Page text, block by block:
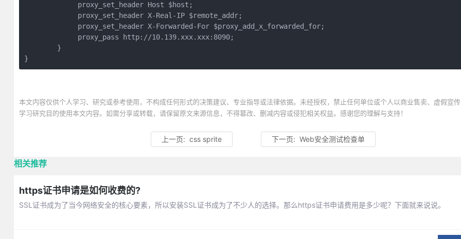
             proxy_set_header Host $host;
             proxy_set_header X-Real-IP $remote_addr;
             proxy_set_header X-Forwarded-For $proxy_add_x_forwarded_for;
             proxy_pass http://10.139.xxx.xxx:8090;
        }
}
本文内容仅供个人学习、研究或参考使用，不构成任何形式的决策建议、专业指导或法律依据。未经授权，禁止任何单位或个人以商业售卖、虚假宣
学习研究目的使用本文内容。如需分享或转载，请保留原文来源信息，不得篡改、删减内容或侵犯相关权益。感谢您的理解与支持！
上一页:css sprite 下一页:Web安全测试检查单
相关推荐
https证书申请是如何收费的?
SSL证书成为了当今网络安全的核心要素，所以安装SSL证书成为了不少人的选择。那么https证书申请费用是多少呢？下面就来说说。